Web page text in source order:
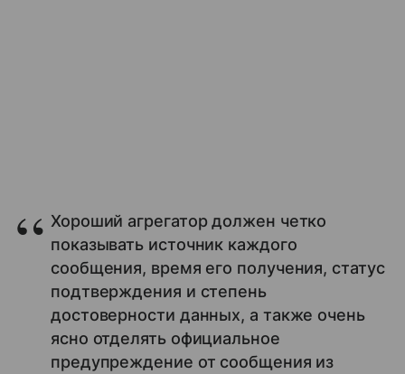
Хороший агрегатор должен четко
показывать источник каждого
сообщения, время его получения, статус
подтверждения и степень
достоверности данных, а также очень
ясно отделять официальное
предупреждение от сообщения из